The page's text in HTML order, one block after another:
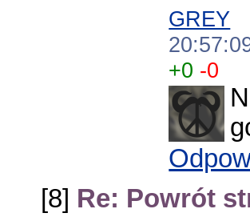
GREY
+0 -0
[8] Re: Powrót